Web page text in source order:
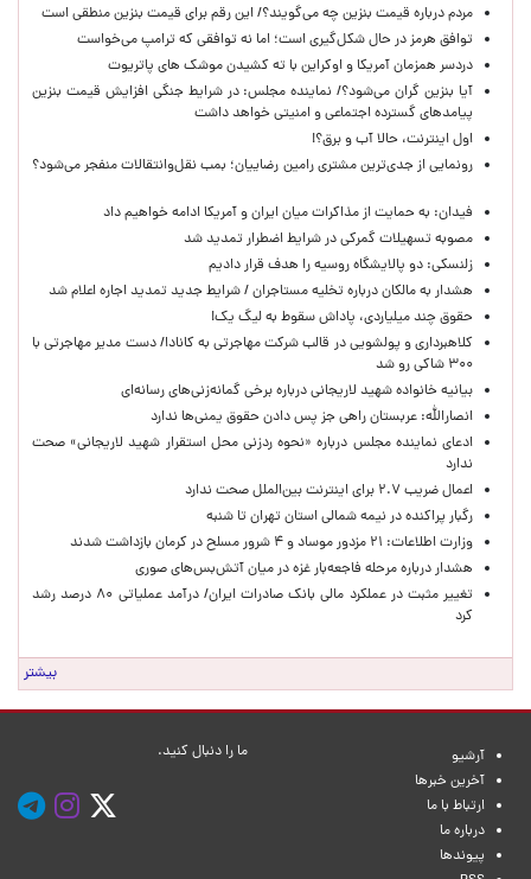
مردم درباره قیمت بنزین چه می‌گویند؟/ این رقم برای قیمت بنزین منطقی است
توافق هرمز در حال شکل‌گیری است؛ اما نه توافقی که ترامپ می‌خواست
دردسر همزمان آمریکا و اوکراین با ته کشیدن موشک های پاتریوت
آیا بنزین گران می‌شود؟/ نماینده مجلس: در شرایط جنگی افزایش قیمت بنزین
پیامدهای گسترده اجتماعی و امنیتی خواهد داشت
اول اینترنت، حالا آب و برق؟!
رونمایی از جدی‌ترین مشتری رامین رضاییان؛ بمب نقل‌وانتقالات منفجر می‌شود؟
فیدان: به حمایت از مذاکرات میان ایران و آمریکا ادامه خواهیم داد
مصوبه تسهیلات گمرکی در شرایط اضطرار تمدید شد
زلنسکی: دو پالایشگاه روسیه را هدف قرار دادیم
هشدار به مالکان درباره تخلیه مستاجران / شرایط جدید تمدید اجاره اعلام شد
حقوق چند میلیاردی، پاداش سقوط به لیگ یک!
کلاهبرداری و پولشویی در قالب شرکت مهاجرتی به کانادا/ دست مدیر مهاجرتی با
۳۰۰ شاکی رو شد
بیانیه خانواده شهید لاریجانی درباره برخی گمانه‌زنی‌های رسانه‌ای
انصارالله: عربستان راهی جز پس دادن حقوق یمنی‌ها ندارد
ادعای نماینده مجلس درباره «نحوه ردزنی محل استقرار شهید لاریجانی» صحت
ندارد
اعمال ضریب ۲.۷ برای اینترنت بین‌الملل صحت ندارد
رگبار پراکنده در نیمه شمالی استان تهران تا شنبه
وزارت اطلاعات: ۲۱ مزدور موساد و ۴ شرور مسلح در کرمان بازداشت شدند
هشدار درباره مرحله فاجعه‌بار غزه در میان آتش‌بس‌های صوری
تغییر مثبت در عملکرد مالی بانک صادرات ایران/ درآمد عملیاتی ۸۰ درصد رشد
کرد
بیشتر
آرشیو
آخرین خبرها
ارتباط با ما
درباره ما
پیوندها
ما را دنبال کنید.